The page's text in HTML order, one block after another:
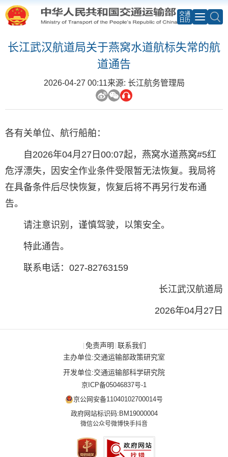
交通
日历
长江武汉航道局关于燕窝水道航标失常的航
道通告
2026-04-27 00:11来源: 长江航务管理局
各有关单位、航行船舶：
自2026年04月27日00:07起，燕窝水道燕窝#5红
危浮漂失，因安全作业条件受限暂无法恢复。我局将
在具备条件后尽快恢复，恢复后将不再另行发布通
告。
请注意识别，谨慎驾驶，以策安全。
特此通告。
联系电话：027-82763159
长江武汉航道局
2026年04月27日
| 免责声明 | 联系我们
主办单位:交通运输部政策研究室
开发单位:交通运输部科学研究院
京ICP备05046837号-1
京公网安备11040102700014号
政府网站标识码:BM19000004
微信公众号微博快手抖音